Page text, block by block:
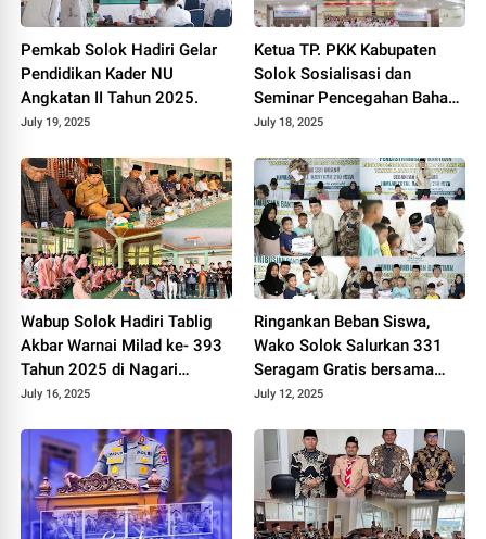
Pemkab Solok Hadiri Gelar
Pendidikan Kader NU
Angkatan II Tahun 2025.
July 19, 2025
Ketua TP. PKK Kabupaten
Solok Sosialisasi dan
Seminar Pencegahan Bahaya
LGBT di Kalangan Sekolah
July 18, 2025
Wabup Solok Hadiri Tablig
Akbar Warnai Milad ke- 393
Tahun 2025 di Nagari
Paninjauan.
July 16, 2025
Ringankan Beban Siswa,
Wako Solok Salurkan 331
Seragam Gratis bersama
BAZNAS 2025.
July 12, 2025